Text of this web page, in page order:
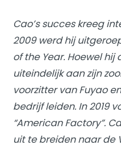
Cao’s succes kreeg
2009 werd hij
of the Year. Hoewel hij
uiteindelijk aan zijn
voorzitter van Fuyao
bedrijf leiden. In 2019
“American Factory”.
uit te breiden naar de